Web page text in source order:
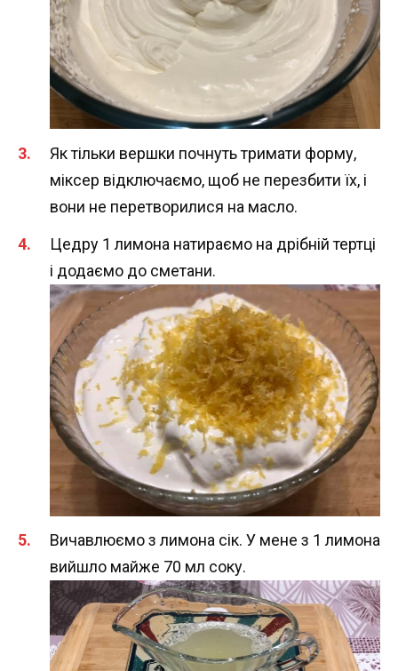
Як тільки вершки почнуть тримати форму,
міксер відключаємо, щоб не перезбити їх, і
вони не перетворилися на масло.
Цедру 1 лимона натираємо на дрібній тертці
і додаємо до сметани.
Вичавлюємо з лимона сік. У мене з 1 лимона
вийшло майже 70 мл соку.